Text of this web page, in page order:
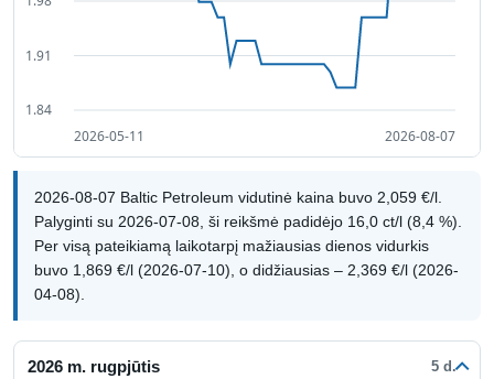
2026-08-07 Baltic Petroleum vidutinė kaina buvo 2,059 €/l.
Palyginti su 2026-07-08, ši reikšmė padidėjo 16,0 ct/l (8,4 %).
Per visą pateikiamą laikotarpį mažiausias dienos vidurkis
buvo 1,869 €/l (2026-07-10), o didžiausias – 2,369 €/l (2026-
04-08).
2026 m. rugpjūtis 5 d.